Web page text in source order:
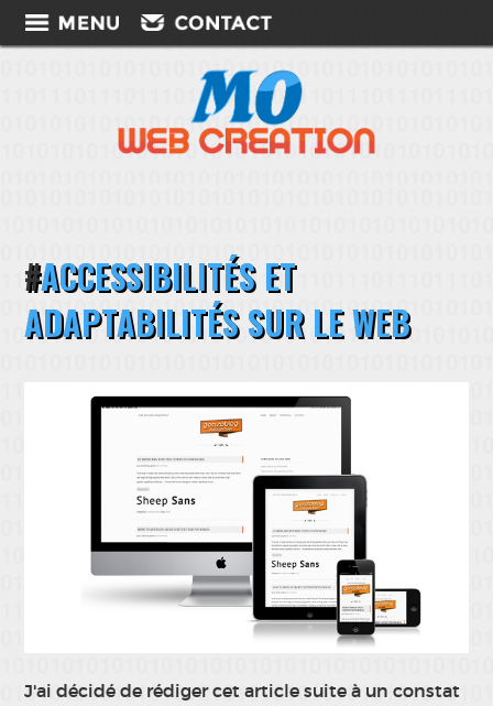
ACCESSIBILITÉS ET
ADAPTABILITÉS SUR LE WEB
J'ai décidé de rédiger cet article suite à un constat